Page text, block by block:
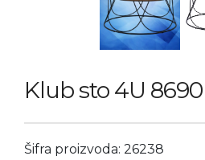
Klub sto 4U 8690
Šifra proizvoda: 26238